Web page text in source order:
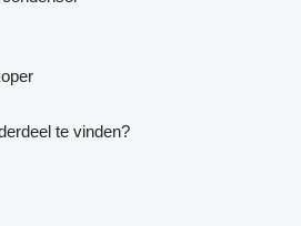
te vinden?